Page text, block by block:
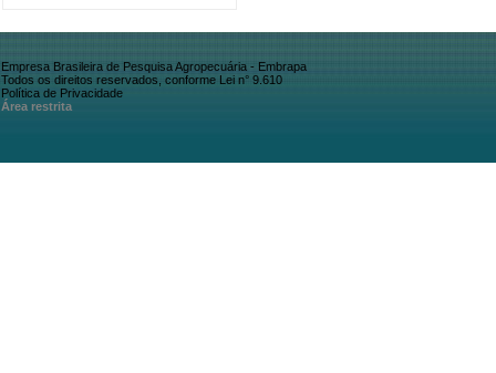
Empresa Brasileira de Pesquisa Agropecuária - Embrapa
Todos os direitos reservados, conforme Lei n° 9.610
Política de Privacidade
Área restrita